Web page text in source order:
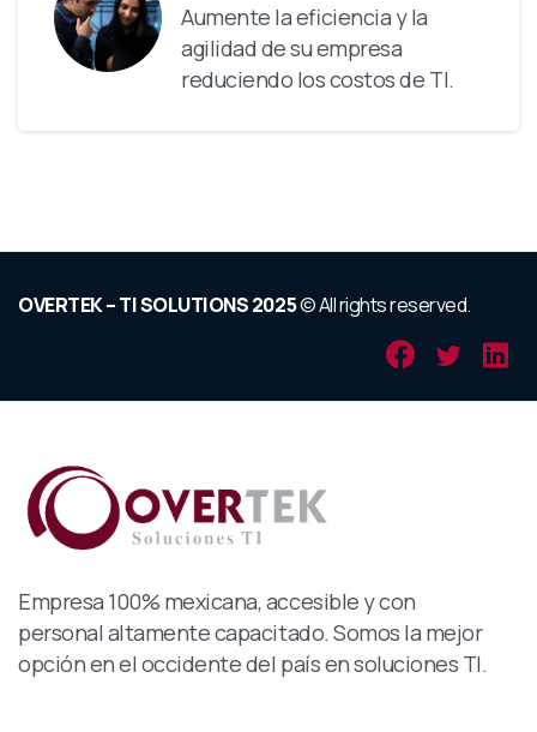
Aumente la eficiencia y la
agilidad de su empresa
reduciendo los costos de TI.
OVERTEK – TI SOLUTIONS 2025© All rights reserved.
Empresa 100% mexicana, accesible y con
personal altamente capacitado. Somos la mejor
opción en el occidente del país en soluciones TI.